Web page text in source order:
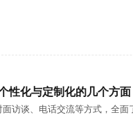
性化与定制化的几个方面
访谈、电话交流等方式，全